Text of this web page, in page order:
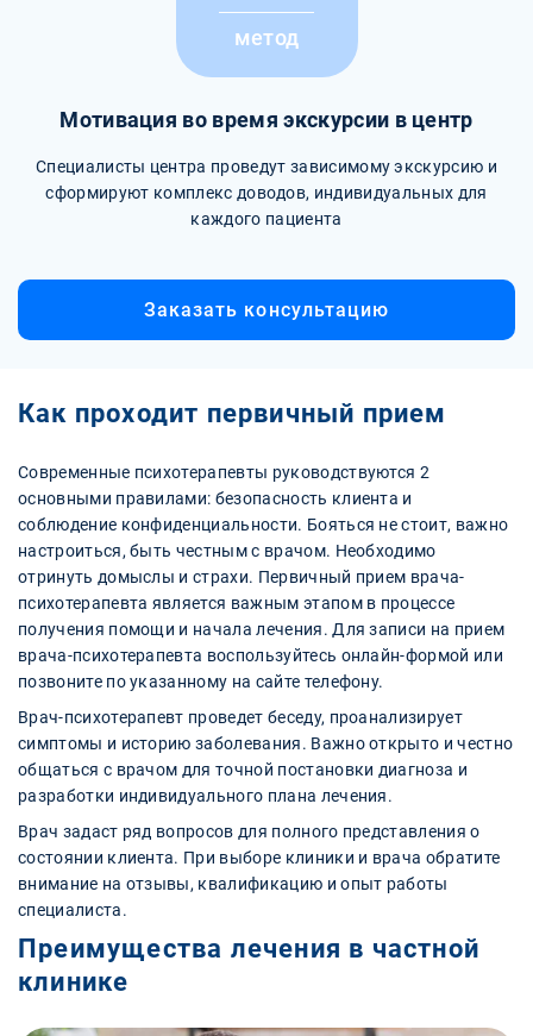
метод
Мотивация во время экскурсии в центр
Специалисты центра проведут зависимому экскурсию и
сформируют комплекс доводов, индивидуальных для
каждого пациента
Заказать консультацию
Как проходит первичный прием
Современные психотерапевты руководствуются 2
основными правилами: безопасность клиента и
соблюдение конфиденциальности. Бояться не стоит, важно
настроиться, быть честным с врачом. Необходимо
отринуть домыслы и страхи. Первичный прием врача-
психотерапевта является важным этапом в процессе
получения помощи и начала лечения. Для записи на прием
врача-психотерапевта воспользуйтесь онлайн-формой или
позвоните по указанному на сайте телефону.
Врач-психотерапевт проведет беседу, проанализирует
симптомы и историю заболевания. Важно открыто и честно
общаться с врачом для точной постановки диагноза и
разработки индивидуального плана лечения.
Врач задаст ряд вопросов для полного представления о
состоянии клиента. При выборе клиники и врача обратите
внимание на отзывы, квалификацию и опыт работы
специалиста.
Преимущества лечения в частной
клинике